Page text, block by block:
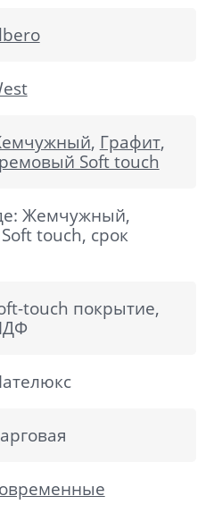
, Графит,
Soft touch
Жемчужный,
touch, срок
touch покрытие,